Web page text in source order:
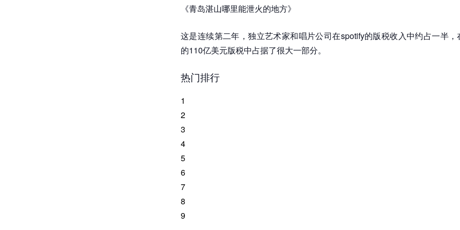
《青岛湛山哪里能泄火的地方》
这是连续第二年，独立艺术家和唱片公司在spotify的版税收入中约占一半
的110亿美元版税中占据了很大一部分。
热门排行
1
2
3
4
5
6
7
8
9